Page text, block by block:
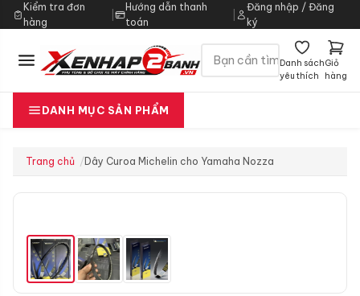
Kiểm tra đơn
hàng
|
Hướng dẫn thanh
toán
Đăng nhập / Đăng
ký
Danh sách
yêu thích
Giỏ
hàng
DANH MỤC SẢN PHẨM
Trang chủ Dây Curoa Michelin cho Yamaha Nozza